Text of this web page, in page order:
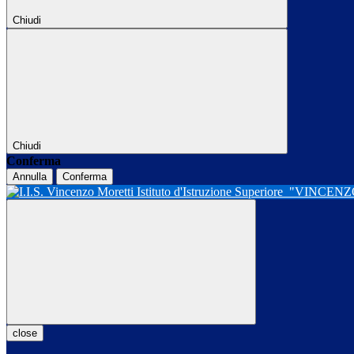
Chiudi
Chiudi
Conferma
Annulla Conferma
Istituto d'Istruzione Superiore
close